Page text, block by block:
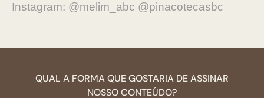
Instagram: @melim_abc @pinacotecasbc
QUAL A FORMA QUE GOSTARIA DE ASSINAR
NOSSO CONTEÚDO?